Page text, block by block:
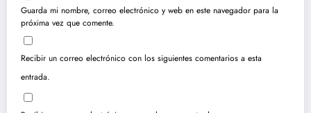
Guarda mi nombre, correo electrónico y web en este navegador para la
próxima vez que comente.
Recibir un correo electrónico con los siguientes comentarios a esta
entrada.